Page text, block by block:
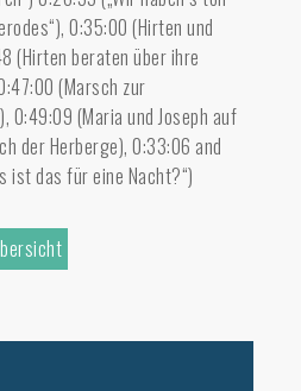
0:35:00 (Hirten und
(Hirten beraten über ihre
(Marsch zur
0:49:09 (Maria und Joseph auf
der Herberge), 0:33:06 and
ist das für eine Nacht?“)